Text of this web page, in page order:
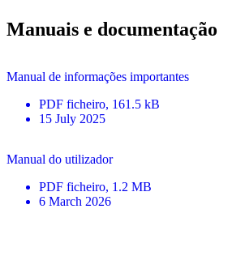
Manuais e documentação
Manual de informações importantes
PDF ficheiro, 161.5 kB
15 July 2025
Manual do utilizador
PDF ficheiro, 1.2 MB
6 March 2026